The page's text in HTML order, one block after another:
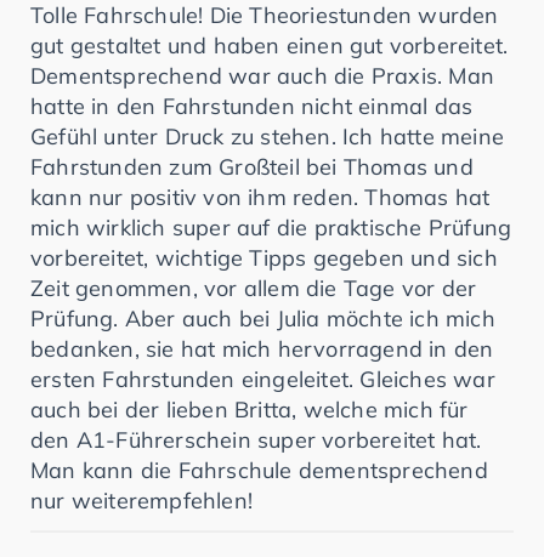
Tolle Fahrschule! Die Theoriestunden wurden
gut gestaltet und haben einen gut vorbereitet.
Dementsprechend war auch die Praxis. Man
hatte in den Fahrstunden nicht einmal das
Gefühl unter Druck zu stehen. Ich hatte meine
Fahrstunden zum Großteil bei Thomas und
kann nur positiv von ihm reden. Thomas hat
mich wirklich super auf die praktische Prüfung
vorbereitet, wichtige Tipps gegeben und sich
Zeit genommen, vor allem die Tage vor der
Prüfung. Aber auch bei Julia möchte ich mich
bedanken, sie hat mich hervorragend in den
ersten Fahrstunden eingeleitet. Gleiches war
auch bei der lieben Britta, welche mich für
den A1-Führerschein super vorbereitet hat.
Man kann die Fahrschule dementsprechend
nur weiterempfehlen!